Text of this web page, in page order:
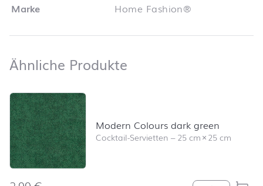
Marke
Home Fashion®
Ähnliche Produkte
Produktliste überspringen und zum Filter springen
Modern Colours dark green
Cocktail-Servietten –25 cm×25 cm